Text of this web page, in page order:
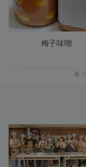
梅子味噌